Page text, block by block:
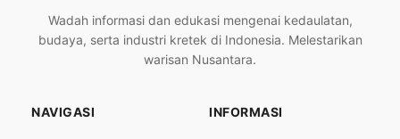
Wadah informasi dan edukasi mengenai kedaulatan,
budaya, serta industri kretek di Indonesia. Melestarikan
warisan Nusantara.
NAVIGASI INFORMASI